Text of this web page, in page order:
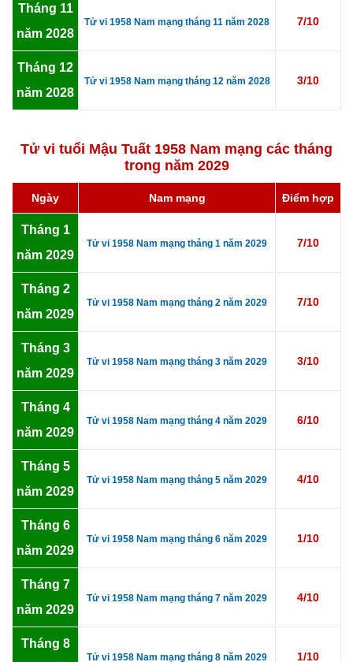
Tháng 11
năm 2028
Tử vi 1958 Nam mạng tháng 11 năm 2028 7/10
Tháng 12
năm 2028
Tử vi 1958 Nam mạng tháng 12 năm 2028 3/10
Tử vi tuổi Mậu Tuất 1958 Nam mạng các tháng
trong năm 2029
Ngày Nam mạng Điểm hợp
Tháng 1
năm 2029
Tử vi 1958 Nam mạng tháng 1 năm 2029 7/10
Tháng 2
năm 2029
Tử vi 1958 Nam mạng tháng 2 năm 2029 7/10
Tháng 3
năm 2029
Tử vi 1958 Nam mạng tháng 3 năm 2029 3/10
Tháng 4
năm 2029
Tử vi 1958 Nam mạng tháng 4 năm 2029 6/10
Tháng 5
năm 2029
Tử vi 1958 Nam mạng tháng 5 năm 2029 4/10
Tháng 6
năm 2029
Tử vi 1958 Nam mạng tháng 6 năm 2029 1/10
Tháng 7
năm 2029
Tử vi 1958 Nam mạng tháng 7 năm 2029 4/10
Tháng 8
Tử vi 1958 Nam mạng tháng 8 năm 2029 1/10